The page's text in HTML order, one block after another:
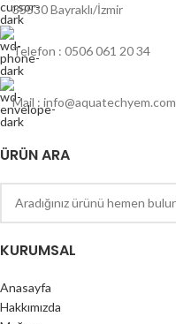
35530 Bayraklı/İzmir
Telefon : 0506 061 20 34
Mail : info@aquatechyem.com
ÜRÜN ARA
KURUMSAL
Anasayfa
Hakkımızda